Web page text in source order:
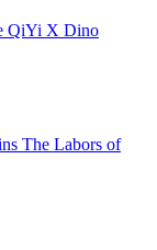
QiYi X Dino
The Labors of